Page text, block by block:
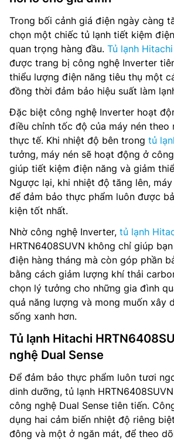
Trong bối cảnh giá điện ngày càng
chọn một chiếc tủ lạnh tiết kiệm
quan trọng hàng đầu. Tủ lạnh Hitachi
được trang bị công nghệ Inverter
thiểu lượng điện năng tiêu thụ một
đồng thời đảm bảo hiệu suất làm
Đặc biệt công nghệ Inverter hoạt
điều chỉnh tốc độ của máy nén theo
thực tế. Khi nhiệt độ bên trong tủ
tưởng, máy nén sẽ hoạt động ở
giúp tiết kiệm điện năng và giảm
Ngược lại, khi nhiệt độ tăng lên,
để đảm bảo thực phẩm luôn được
kiện tốt nhất.
Nhờ công nghệ Inverter, tủ lạnh
HRTN6408SUVN không chỉ giúp
điện hàng tháng mà còn góp phần
bằng cách giảm lượng khí thải
chọn lý tưởng cho những gia đình
quả năng lượng và mong muốn xây
sống xanh hơn.
Tủ lạnh Hitachi
nghệ Dual Sense
Để đảm bảo thực phẩm luôn tươi
dinh dưỡng, tủ lạnh
công nghệ Dual Sense tiên tiến.
dụng hai cảm biến nhiệt độ riêng
đông và một ở ngăn mát, để theo